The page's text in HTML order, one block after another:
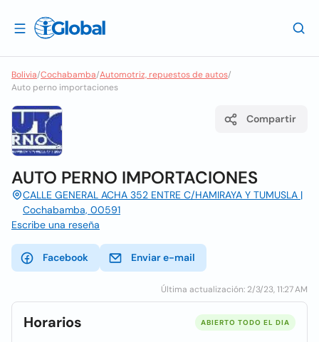
Bolivia/Cochabamba/Automotriz, repuestos de autos/
Auto perno importaciones
Compartir
AUTO PERNO IMPORTACIONES
CALLE GENERAL ACHA 352 ENTRE C/HAMIRAYA Y TUMUSLA |
Cochabamba, 00591
Escribe una reseña
Facebook Enviar e-mail
Última actualización: 2/3/23, 11:27 AM
Horarios ABIERTO TODO EL DIA